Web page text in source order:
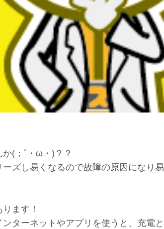
(；´・ω・)？？
ズし易くなるので故障の原因になり
ます！
ターネットやアプリを使うと、充電